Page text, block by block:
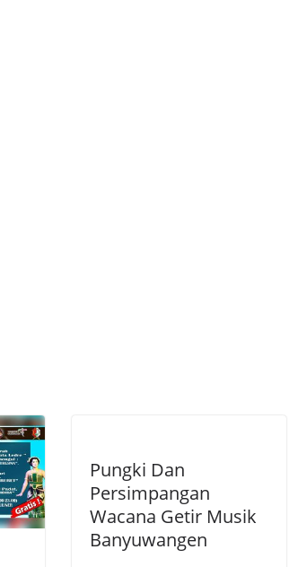
Pungki Dan
Persimpangan
Wacana Getir Musik
Banyuwangen